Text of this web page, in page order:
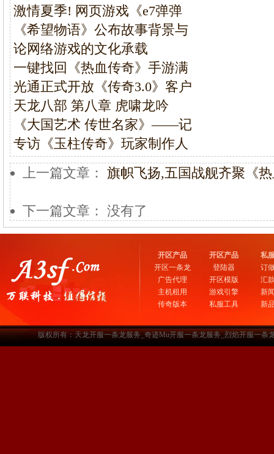
激情夏季! 网页游戏《e7弹弹
《希望物语》公布故事背景与
论网络游戏的文化承载
一键找回《热血传奇》手游满
光通正式开放《传奇3.0》客户
天龙八部 第八章 虎啸龙吟
《大国艺术 传世名家》——记
专访《玉柱传奇》玩家制作人
上一篇文章： 旗帜飞扬,五国战舰齐聚《
下一篇文章： 没有了
开区产品
开区一条龙
广告代理
主机租用
传奇版本
开区产品
登陆器
开区模版
游戏引擎
私服工具
私
订
汇
新
新
版权所有：天龙开服一条龙服务_奇迹Mu开服一条龙服务_烈焰开服一条